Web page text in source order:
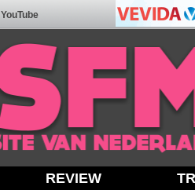
YouTube
REVIEW